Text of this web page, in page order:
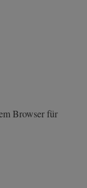
Browser für